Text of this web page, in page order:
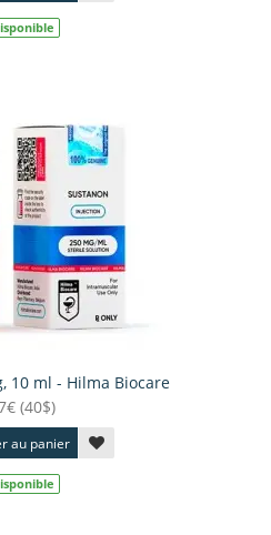
10 ml - Hilma Biocare
(40$)
au panier